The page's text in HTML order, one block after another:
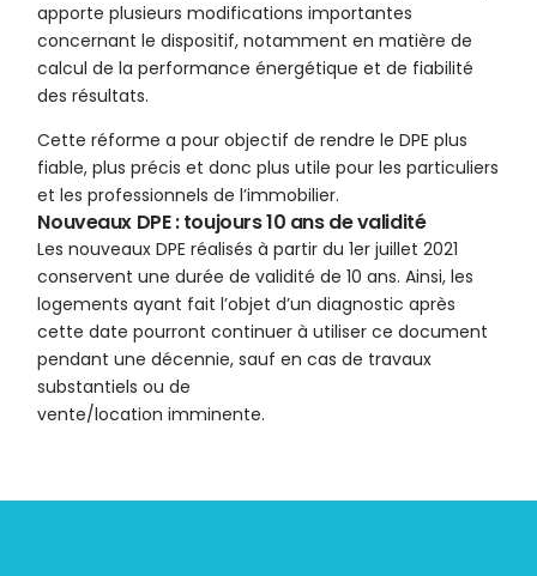
apporte plusieurs modifications importantes
concernant le dispositif, notamment en matière de
calcul de la performance énergétique et de fiabilité
des résultats.
Cette réforme a pour objectif de rendre le DPE plus
fiable, plus précis et donc plus utile pour les particuliers
et les professionnels de l’immobilier.
Nouveaux DPE : toujours 10 ans de validité
Les nouveaux DPE réalisés à partir du 1er juillet 2021
conservent une durée de validité de 10 ans. Ainsi, les
logements ayant fait l’objet d’un diagnostic après
cette date pourront continuer à utiliser ce document
pendant une décennie, sauf en cas de travaux
substantiels ou de
vente/location imminente.